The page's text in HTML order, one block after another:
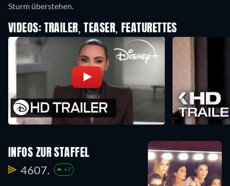
VIDEOS: TRAILER, TEASER, FEATURETTES
INFOS ZUR STAFFEL
4607. +7